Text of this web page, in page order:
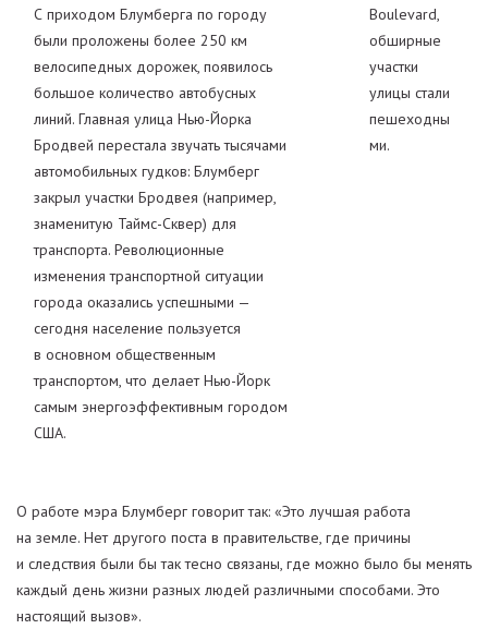
С приходом Блумберга по городу
были проложены более 250 км
велосипедных дорожек, появилось
большое количество автобусных
линий. Главная улица Нью-Йорка
Бродвей перестала звучать тысячами
автомобильных гудков: Блумберг
закрыл участки Бродвея (например,
знаменитую Таймс-Сквер) для
транспорта. Революционные
изменения транспортной ситуации
города оказались успешными —
сегодня население пользуется
в основном общественным
транспортом, что делает Нью-Йорк
самым энергоэффективным городом
США.
Boulevard,
обширные
участки
улицы стали
пешеходны
ми.
О работе мэра Блумберг говорит так: «Это лучшая работа
на земле. Нет другого поста в правительстве, где причины
и следствия были бы так тесно связаны, где можно было бы менять
каждый день жизни разных людей различными способами. Это
настоящий вызов».